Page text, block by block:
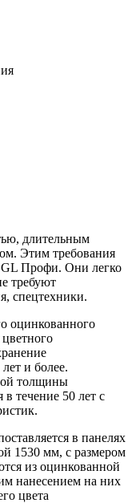
длительным
Этим требования
GL Профи. Они легко
требуют
спецтехники.
оцинкованного
и более.
толщины
течение 50 лет с
в панелях
1530 мм, с размером
из оцинкованной
нанесением на них
цвета